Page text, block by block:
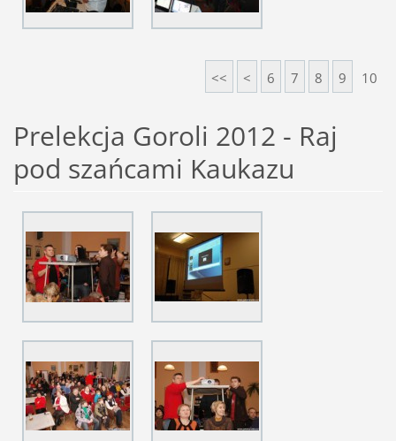
<< < 6 7 8 9 10
Prelekcja Goroli 2012 - Raj
pod szańcami Kaukazu